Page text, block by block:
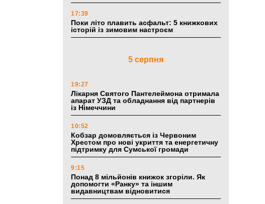
17:39
Поки літо плавить асфальт: 5 книжкових
історій із зимовим настроєм
5 серпня
19:27
Лікарня Святого Пантелеймона отримала
апарат УЗД та обладнання від партнерів
із Німеччини
10:52
Кобзар домовляється із Червоним
Хрестом про нові укриття та енергетичну
підтримку для Сумської громади
9:15
Понад 8 мільйонів книжок згоріли. Як
допомогти «Ранку» та іншим
видавництвам відновитися